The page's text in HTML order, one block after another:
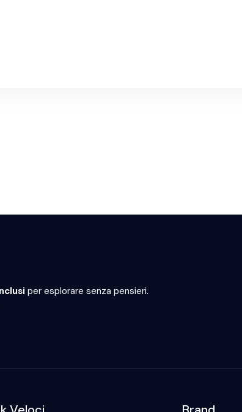
per esplorare senza pensieri.